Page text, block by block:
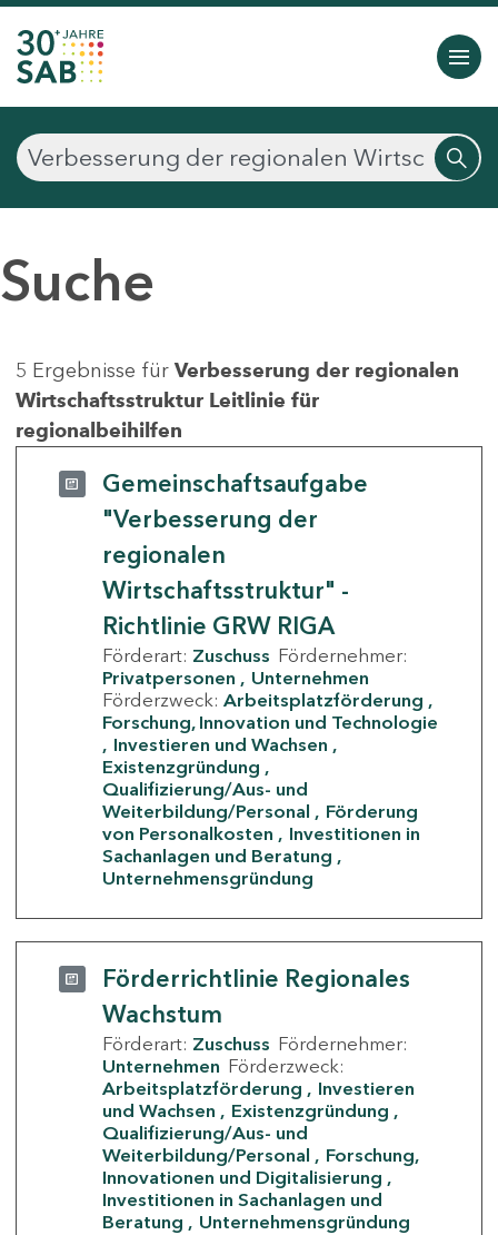
Suche
5 Ergebnisse für Verbesserung der regionalen
Wirtschaftsstruktur Leitlinie für
regionalbeihilfen
Gemeinschaftsaufgabe
"Verbesserung der
regionalen
Wirtschaftsstruktur" -
Richtlinie GRW RIGA
Förderart: Zuschuss Fördernehmer:
Privatpersonen
Unternehmen
Förderzweck: Arbeitsplatzförderung
Forschung, Innovation und Technologie
Investieren und Wachsen
Existenzgründung
Qualifizierung/Aus- und
Weiterbildung/Personal
Förderung
von Personalkosten
Investitionen in
Sachanlagen und Beratung
Unternehmensgründung
Förderrichtlinie Regionales
Wachstum
Förderart: Zuschuss Fördernehmer:
Unternehmen Förderzweck:
Arbeitsplatzförderung
Investieren
und Wachsen
Existenzgründung
Qualifizierung/Aus- und
Weiterbildung/Personal
Forschung,
Innovationen und Digitalisierung
Investitionen in Sachanlagen und
Beratung
Unternehmensgründung